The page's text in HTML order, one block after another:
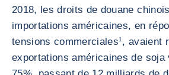
2018, les droits de douane
importations américaines, en
tensions commerciales1 , avaient
exportations américaines de soja